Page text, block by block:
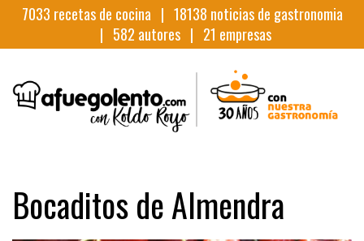
7033 recetas de cocina | 18138 noticias de gastronomia
| 582 autores | 21 empresas
Bocaditos de Almendra